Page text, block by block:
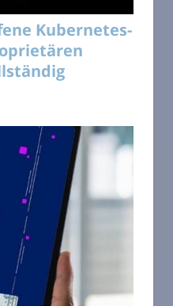
Kubernetes-